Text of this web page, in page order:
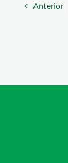
Anterior